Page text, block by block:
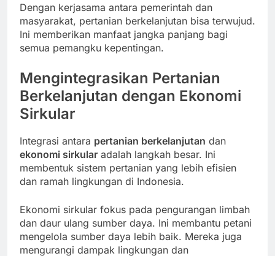
Dengan kerjasama antara pemerintah dan
masyarakat, pertanian berkelanjutan bisa terwujud.
Ini memberikan manfaat jangka panjang bagi
semua pemangku kepentingan.
Mengintegrasikan Pertanian
Berkelanjutan dengan Ekonomi
Sirkular
Integrasi antara pertanian berkelanjutan dan
ekonomi sirkular adalah langkah besar. Ini
membentuk sistem pertanian yang lebih efisien
dan ramah lingkungan di Indonesia.
Ekonomi sirkular fokus pada pengurangan limbah
dan daur ulang sumber daya. Ini membantu petani
mengelola sumber daya lebih baik. Mereka juga
mengurangi dampak lingkungan dan